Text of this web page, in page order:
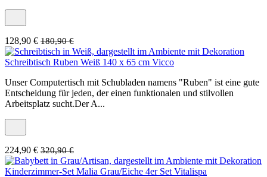
128,90 € 180,90 €
Schreibtisch Ruben Weiß 140 x 65 cm Vicco
Unser Computertisch mit Schubladen namens "Ruben" ist eine gute
Entscheidung für jeden, der einen funktionalen und stilvollen
Arbeitsplatz sucht.Der A...
224,90 € 320,90 €
Kinderzimmer-Set Malia Grau/Eiche 4er Set Vitalispa